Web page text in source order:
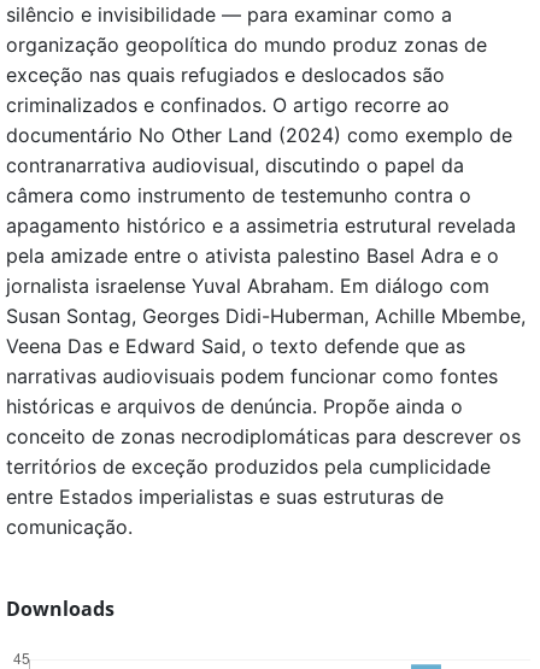
silêncio e invisibilidade — para examinar como a
organização geopolítica do mundo produz zonas de
exceção nas quais refugiados e deslocados são
criminalizados e confinados. O artigo recorre ao
documentário No Other Land (2024) como exemplo de
contranarrativa audiovisual, discutindo o papel da
câmera como instrumento de testemunho contra o
apagamento histórico e a assimetria estrutural revelada
pela amizade entre o ativista palestino Basel Adra e o
jornalista israelense Yuval Abraham. Em diálogo com
Susan Sontag, Georges Didi-Huberman, Achille Mbembe,
Veena Das e Edward Said, o texto defende que as
narrativas audiovisuais podem funcionar como fontes
históricas e arquivos de denúncia. Propõe ainda o
conceito de zonas necrodiplomáticas para descrever os
territórios de exceção produzidos pela cumplicidade
entre Estados imperialistas e suas estruturas de
comunicação.
Downloads